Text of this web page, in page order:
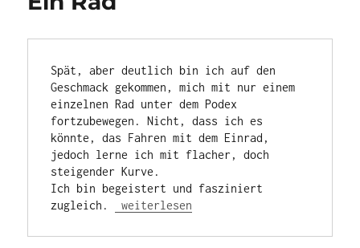
Spät, aber deutlich bin ich auf den
Geschmack gekommen, mich mit nur einem
einzelnen Rad unter dem Podex
fortzubewegen. Nicht, dass ich es
könnte, das Fahren mit dem Einrad,
jedoch lerne ich mit flacher, doch
steigender Kurve.
Ich bin begeistert und fasziniert
zugleich.
„Ein Rad“
weiterlesen